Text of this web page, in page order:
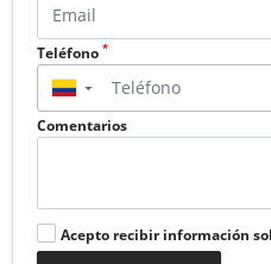
Teléfono *
▼
Comentarios
Acepto recibir información